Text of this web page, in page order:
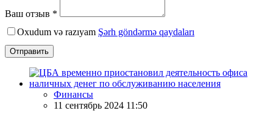
Ваш отзыв *
Oxudum və razıyam Şərh göndərmə qaydaları
Отправить
Финансы
11 сентябрь 2024 11:50